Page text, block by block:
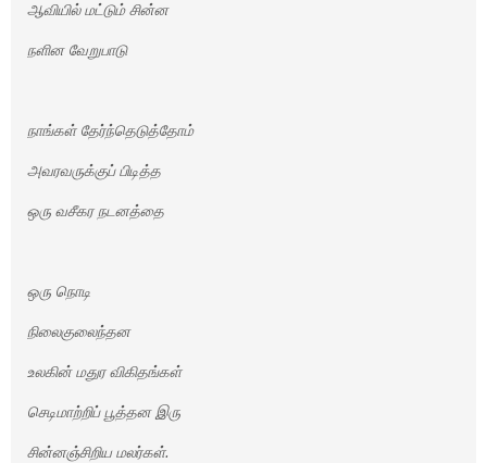
ஆவியில் மட்டும் சின்ன
நளின வேறுபாடு
நாங்கள் தேர்ந்தெடுத்தோம்
அவரவருக்குப் பிடித்த
ஒரு வசீகர நடனத்தை
ஒரு நொடி
நிலைகுலைந்தன
உலகின் மதுர விகிதங்கள்
செடிமாற்றிப் பூத்தன இரு
சின்னஞ்சிறிய மலர்கள்.